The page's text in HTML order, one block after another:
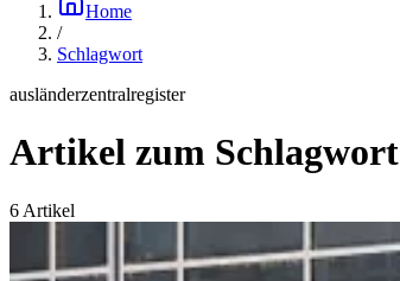
Home
/
Schlagwort
ausländerzentralregister
Artikel zum Schlagwort
6 Artikel